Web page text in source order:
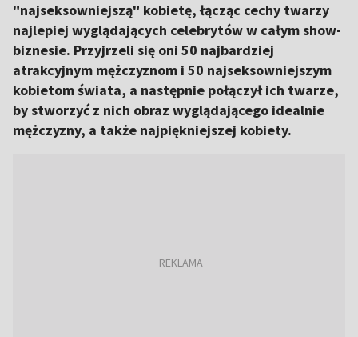
"najseksowniejszą" kobietę, łącząc cechy twarzy
najlepiej wyglądających celebrytów w całym show-
biznesie. Przyjrzeli się oni 50 najbardziej
atrakcyjnym mężczyznom i 50 najseksowniejszym
kobietom świata, a następnie połączył ich twarze,
by stworzyć z nich obraz wyglądającego idealnie
mężczyzny, a także najpiękniejszej kobiety.